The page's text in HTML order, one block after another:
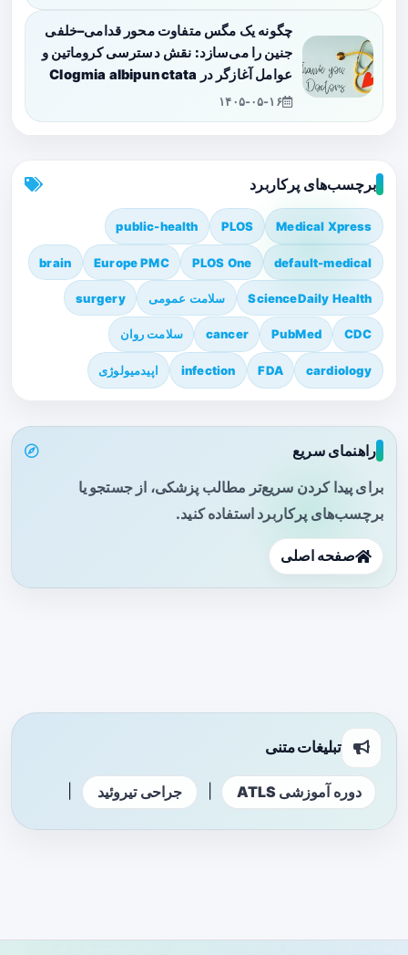
چگونه یک مگس متفاوت محور قدامی–خلفی
جنین را می‌سازد: نقش دسترسی کروماتین و
عوامل آغازگر در Clogmia albipunctata
۱۴۰۵-۰۵-۱۶
برچسب‌های پرکاربرد
Medical Xpress
PLOS
public-health
default-medical
PLOS One
Europe PMC
brain
ScienceDaily Health سلامت عمومی surgery
CDC
PubMed
cancer سلامت روان
cardiology
FDA
infection اپیدمیولوژی
راهنمای سریع
برای پیدا کردن سریع‌تر مطالب پزشکی، از جستجو یا
برچسب‌های پرکاربرد استفاده کنید.
صفحه اصلی
تبلیغات متنی
دوره آموزشی ATLS جراحی تیروئید